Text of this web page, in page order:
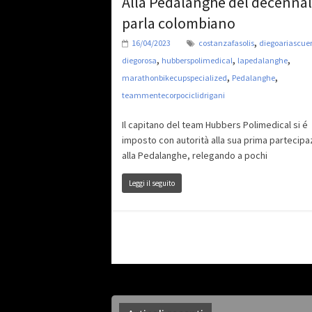
parla colombiano
16/04/2023 costanzafasolis,
diegorosa, hubberspolimedical, lapedalanghe,
marathonbikecupspecialized, Pedalanghe,
teammentecorpociclidrigani
Il capitano del team Hubbers Polimedical si é
imposto con autorità alla sua prima
alla Pedalanghe, relegando a pochi
Leggi il seguito